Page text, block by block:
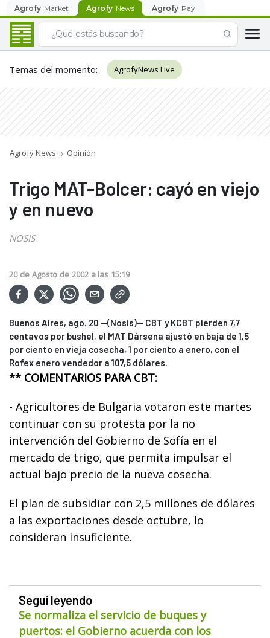
Agrofy Market Agrofy News Agrofy Pay
Temas del momento: AgrofyNews Live
Agrofy News Opinión
Trigo MAT-Bolcer: cayó en viejo
y en nuevo
NOSIS
20 de Agosto de 2002 a las 15:19
Buenos Aires, ago. 20 --(Nosis)-- CBT y KCBT pierden 7,7
centavos por bushel, el MAT Dársena ajustó en baja de 1,5
por ciento en vieja cosecha, 1 por ciento a enero, con el
Rofex enero vendedor a 107,5 dólares.
** COMENTARIOS PARA CBT:
- Agricultores de Bulgaria votaron este martes
continuar con su protesta por la no
intervención del Gobierno de Sofía en el
mercado de trigo, que permita impulsar el
actual bajo precio de la nueva cosecha.
El plan de subsidiar con 2,5 millones de dólares
a las exportaciones desde octubre, lo
consideran insuficiente.
Seguí leyendo
Se normaliza el servicio de buques y
puertos: el Gobierno acuerda con los